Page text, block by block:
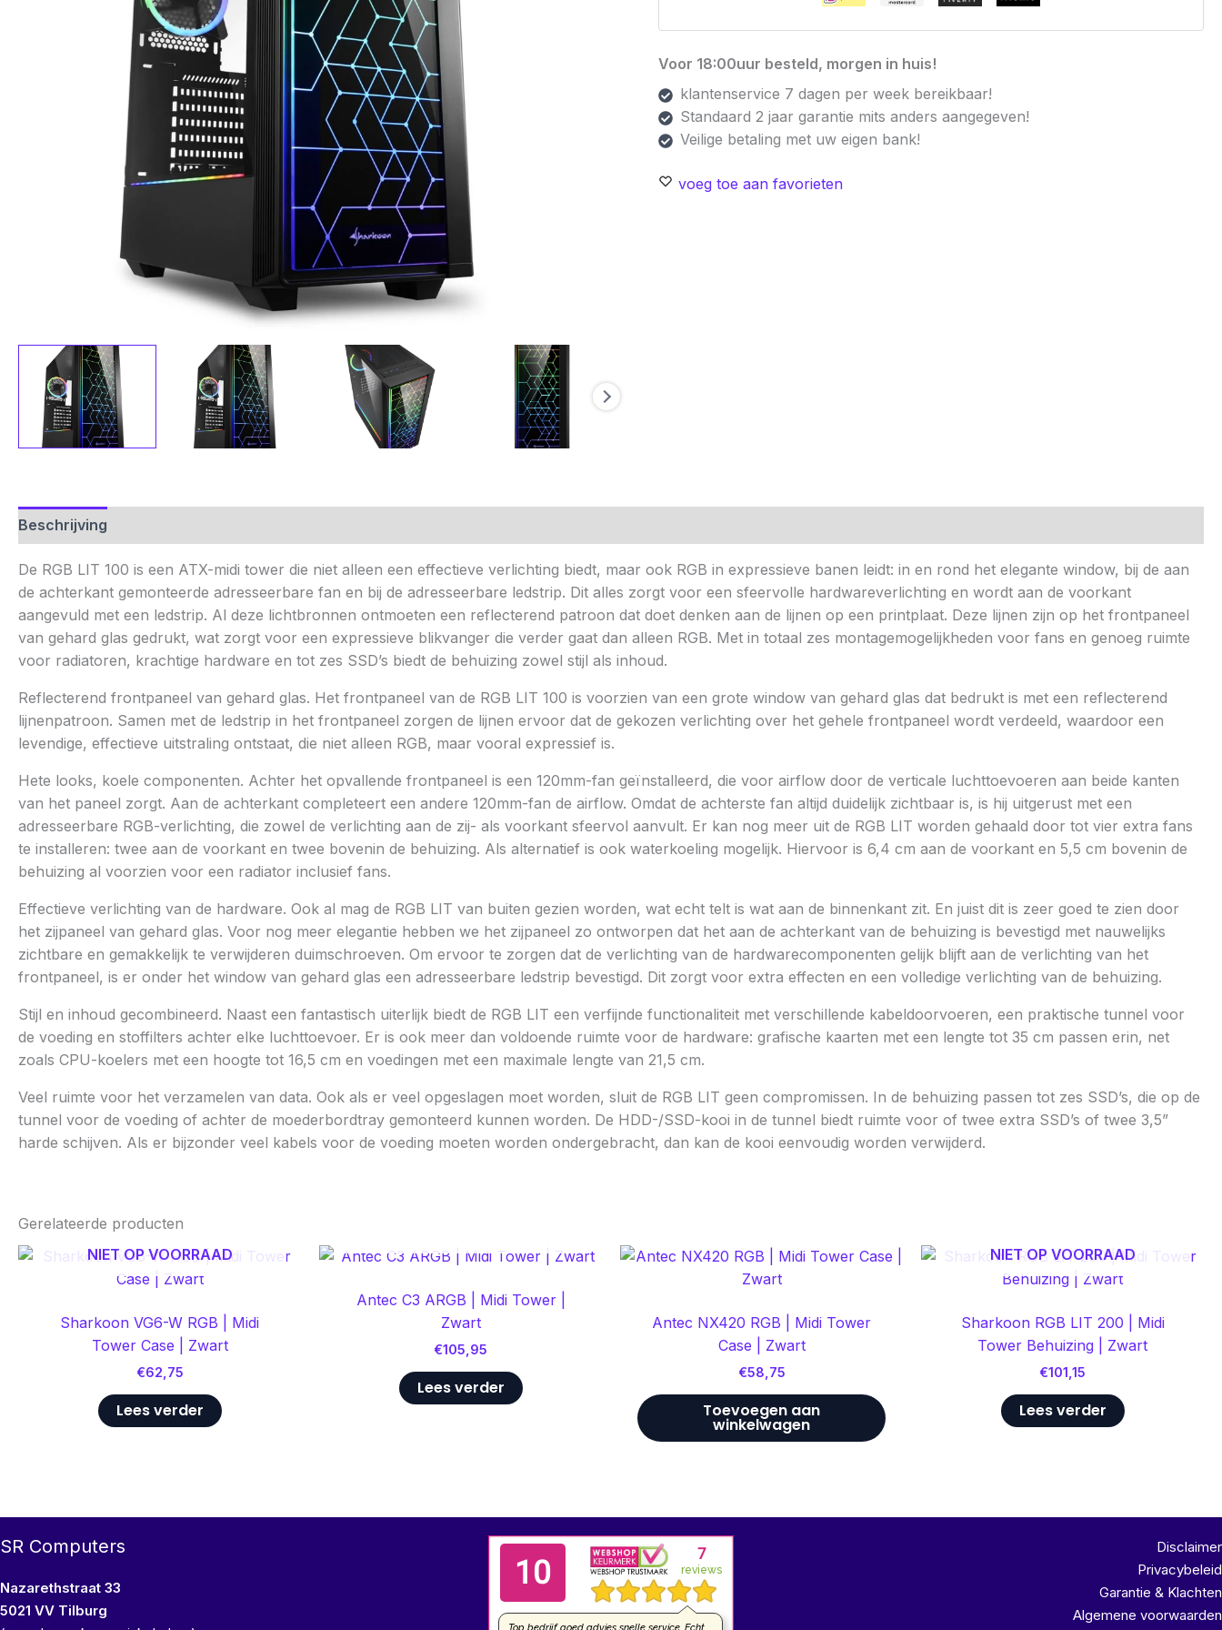
Voor 18:00uur besteld, morgen in huis!
klantenservice 7 dagen per week bereikbaar!
Standaard 2 jaar garantie mits anders aangegeven!
Veilige betaling met uw eigen bank!
voeg toe aan favorieten
Beschrijving
De RGB LIT 100 is een ATX-midi tower die niet alleen een effectieve verlichting biedt, maar ook RGB in expressieve banen leidt: in en rond het elegante window, bij de aan
de achterkant gemonteerde adresseerbare fan en bij de adresseerbare ledstrip. Dit alles zorgt voor een sfeervolle hardwareverlichting en wordt aan de voorkant
aangevuld met een ledstrip. Al deze lichtbronnen ontmoeten een reflecterend patroon dat doet denken aan de lijnen op een printplaat. Deze lijnen zijn op het frontpaneel
van gehard glas gedrukt, wat zorgt voor een expressieve blikvanger die verder gaat dan alleen RGB. Met in totaal zes montagemogelijkheden voor fans en genoeg ruimte
voor radiatoren, krachtige hardware en tot zes SSD’s biedt de behuizing zowel stijl als inhoud.
Reflecterend frontpaneel van gehard glas. Het frontpaneel van de RGB LIT 100 is voorzien van een grote window van gehard glas dat bedrukt is met een reflecterend
lijnenpatroon. Samen met de ledstrip in het frontpaneel zorgen de lijnen ervoor dat de gekozen verlichting over het gehele frontpaneel wordt verdeeld, waardoor een
levendige, effectieve uitstraling ontstaat, die niet alleen RGB, maar vooral expressief is.
Hete looks, koele componenten. Achter het opvallende frontpaneel is een 120mm-fan geïnstalleerd, die voor airflow door de verticale luchttoevoeren aan beide kanten
van het paneel zorgt. Aan de achterkant completeert een andere 120mm-fan de airflow. Omdat de achterste fan altijd duidelijk zichtbaar is, is hij uitgerust met een
adresseerbare RGB-verlichting, die zowel de verlichting aan de zij- als voorkant sfeervol aanvult. Er kan nog meer uit de RGB LIT worden gehaald door tot vier extra fans
te installeren: twee aan de voorkant en twee bovenin de behuizing. Als alternatief is ook waterkoeling mogelijk. Hiervoor is 6,4 cm aan de voorkant en 5,5 cm bovenin de
behuizing al voorzien voor een radiator inclusief fans.
Effectieve verlichting van de hardware. Ook al mag de RGB LIT van buiten gezien worden, wat echt telt is wat aan de binnenkant zit. En juist dit is zeer goed te zien door
het zijpaneel van gehard glas. Voor nog meer elegantie hebben we het zijpaneel zo ontworpen dat het aan de achterkant van de behuizing is bevestigd met nauwelijks
zichtbare en gemakkelijk te verwijderen duimschroeven. Om ervoor te zorgen dat de verlichting van de hardwarecomponenten gelijk blijft aan de verlichting van het
frontpaneel, is er onder het window van gehard glas een adresseerbare ledstrip bevestigd. Dit zorgt voor extra effecten en een volledige verlichting van de behuizing.
Stijl en inhoud gecombineerd. Naast een fantastisch uiterlijk biedt de RGB LIT een verfijnde functionaliteit met verschillende kabeldoorvoeren, een praktische tunnel voor
de voeding en stoffilters achter elke luchttoevoer. Er is ook meer dan voldoende ruimte voor de hardware: grafische kaarten met een lengte tot 35 cm passen erin, net
zoals CPU-koelers met een hoogte tot 16,5 cm en voedingen met een maximale lengte van 21,5 cm.
Veel ruimte voor het verzamelen van data. Ook als er veel opgeslagen moet worden, sluit de RGB LIT geen compromissen. In de behuizing passen tot zes SSD’s, die op de
tunnel voor de voeding of achter de moederbordtray gemonteerd kunnen worden. De HDD-/SSD-kooi in de tunnel biedt ruimte voor of twee extra SSD’s of twee 3,5”
harde schijven. Als er bijzonder veel kabels voor de voeding moeten worden ondergebracht, dan kan de kooi eenvoudig worden verwijderd.
Gerelateerde producten
NIET OP VOORRAAD
Sharkoon VG6-W RGB | Midi
Tower Case | Zwart
€62,75
Lees verder
Antec C3 ARGB | Midi Tower |
Zwart
€105,95
Lees verder
Antec NX420 RGB | Midi Tower
Case | Zwart
€58,75
Toevoegen aan
winkelwagen
NIET OP VOORRAAD
Sharkoon RGB LIT 200 | Midi
Tower Behuizing | Zwart
€101,15
Lees verder
SR Computers
Nazarethstraat 33
5021 VV Tilburg
Disclaimer
Privacybeleid
Garantie & Klachten
Algemene voorwaarden